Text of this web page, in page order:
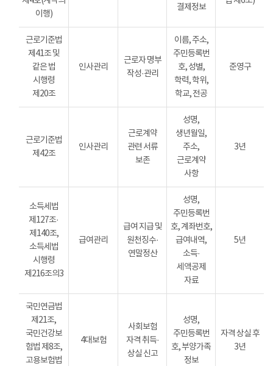
이행)
결제정보
근로기준법
제41조 및
같은 법
시행령
제20조
인사관리
근로자 명부
작성·관리
이름, 주소,
주민등록번
호, 성별,
학력, 학위,
학교, 전공
준영구
근로기준법
제42조
인사관리
근로계약
관련 서류
보존
성명,
생년월일,
주소,
근로계약
사항
3년
소득세법
제127조·
제140조,
소득세법
시행령
제216조의3
급여관리
급여 지급 및
원천징수·
연말정산
성명,
주민등록번
호, 계좌번호,
급여내역,
소득·
세액공제
자료
5년
국민연금법
제21조,
국민건강보
험법 제8조,
고용보험법
4대보험
사회보험
자격 취득·
상실 신고
성명,
주민등록번
호, 부양가족
정보
자격 상실 후
3년